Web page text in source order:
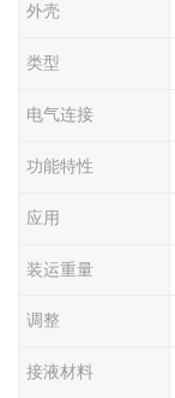
外壳
类型
电气连接
功能特性
应用
装运重量
调整
接液材料